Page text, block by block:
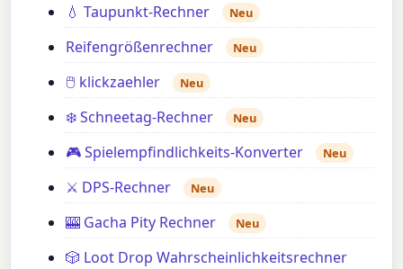
💧 Taupunkt-Rechner Neu
Reifengrößenrechner Neu
🖱️ klickzaehler Neu
❄️ Schneetag-Rechner Neu
🎮 Spielempfindlichkeits-Konverter Neu
⚔️ DPS-Rechner Neu
🎰 Gacha Pity Rechner Neu
🎲 Loot Drop Wahrscheinlichkeitsrechner